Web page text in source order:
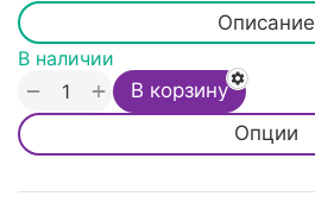
Описание
Опции
В наличии
+
− В корзину